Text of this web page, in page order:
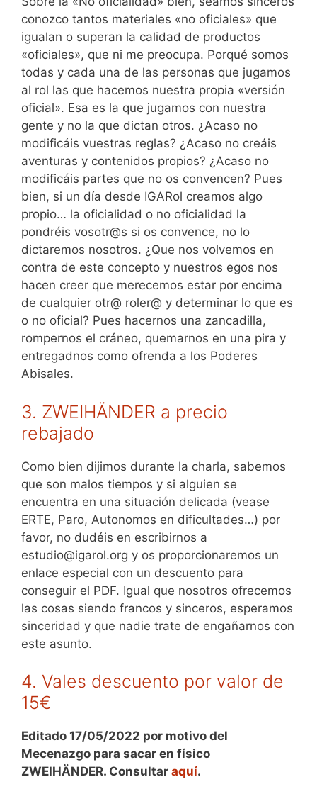
conozco tantos materiales «no oficiales» que
igualan o superan la calidad de productos
«oficiales», que ni me preocupa. Porqué somos
todas y cada una de las personas que jugamos
al rol las que hacemos nuestra propia «versión
oficial». Esa es la que jugamos con nuestra
gente y no la que dictan otros. ¿Acaso no
modificáis vuestras reglas? ¿Acaso no creáis
aventuras y contenidos propios? ¿Acaso no
modificáis partes que no os convencen? Pues
bien, si un día desde IGARol creamos algo
propio… la oficialidad o no oficialidad la
pondréis vosotr@s si os convence, no lo
dictaremos nosotros. ¿Que nos volvemos en
contra de este concepto y nuestros egos nos
hacen creer que merecemos estar por encima
de cualquier otr@ roler@ y determinar lo que es
o no oficial? Pues hacernos una zancadilla,
rompernos el cráneo, quemarnos en una pira y
entregadnos como ofrenda a los Poderes
Abisales.
3. ZWEIHÄNDER a precio
rebajado
Como bien dijimos durante la charla, sabemos
que son malos tiempos y si alguien se
encuentra en una situación delicada (vease
ERTE, Paro, Autonomos en dificultades…) por
favor, no dudéis en escribirnos a
estudio@igarol.org y os proporcionaremos un
enlace especial con un descuento para
conseguir el PDF. Igual que nosotros ofrecemos
las cosas siendo francos y sinceros, esperamos
sinceridad y que nadie trate de engañarnos con
este asunto.
4. Vales descuento por valor de
15€
Editado 17/05/2022 por motivo del
Mecenazgo para sacar en físico
ZWEIHÄNDER. Consultar aquí.